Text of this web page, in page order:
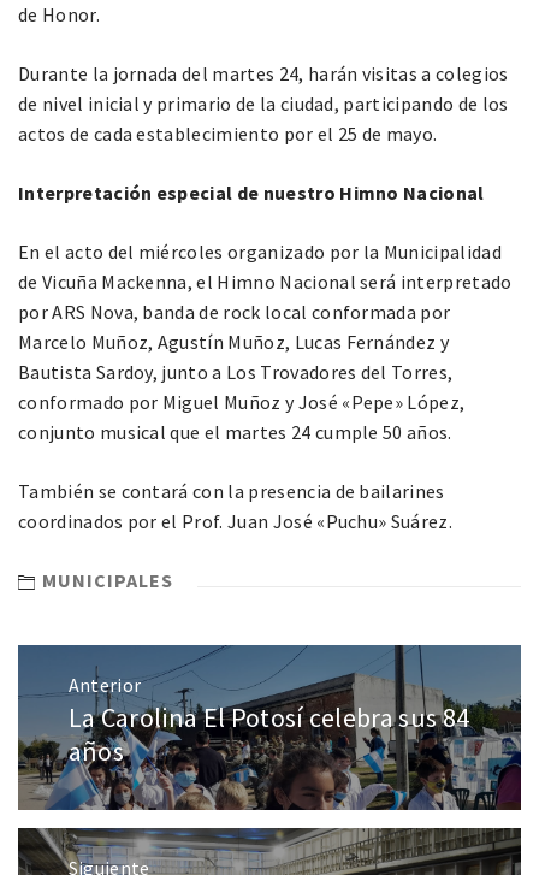
de Honor.
Durante la jornada del martes 24, harán visitas a colegios
de nivel inicial y primario de la ciudad, participando de los
actos de cada establecimiento por el 25 de mayo.
Interpretación especial de nuestro Himno Nacional
En el acto del miércoles organizado por la Municipalidad
de Vicuña Mackenna, el Himno Nacional será interpretado
por ARS Nova, banda de rock local conformada por
Marcelo Muñoz, Agustín Muñoz, Lucas Fernández y
Bautista Sardoy, junto a Los Trovadores del Torres,
conformado por Miguel Muñoz y José «Pepe» López,
conjunto musical que el martes 24 cumple 50 años.
También se contará con la presencia de bailarines
coordinados por el Prof. Juan José «Puchu» Suárez.
MUNICIPALES
Anterior
La Carolina El Potosí celebra sus 84
años
Siguiente